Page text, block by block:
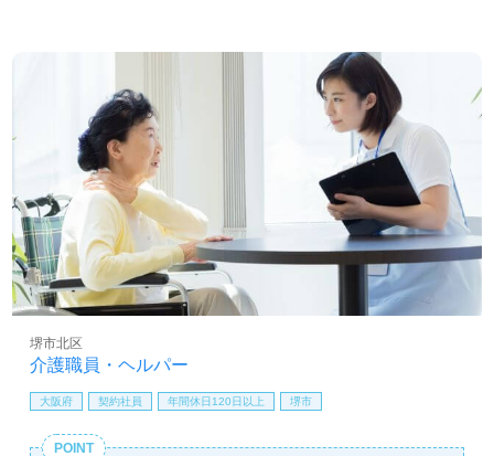
めて、ご利用者様の『生きることに寄り添う』施設様で
す。ご利用者様とご家族様の"心の声"に寄り添いながら
『ホスピス』でのチーム医療に共感いただける方を幅広く
募集します。業務内容の詳細他、担当コンサルタントより
ご案内します。
【同時募集：生活支援員（介護職）/正社員募集】初任者研
修以上有資格者/看護助手、介護職経験者向け
あなたのご希望エリアでもお探しします！働き方、やりが
い等、担当コンサルタントよりご案内します。
医療/福祉業界の正社員/パート求人探しは【ウィルオブ介
護】＊求人情報収集、将来的に検討の方も遠慮なく＊
LINE、メール、お電話などご希望に応じてお問い合わせ/ご
料サービスをご利用いただけます。＜非公開求人も取扱い
せお待ちしております。
介護職員・ヘルパー
堺市北区
大阪府 契約社員 年間休日120日以上 堺市
POINT